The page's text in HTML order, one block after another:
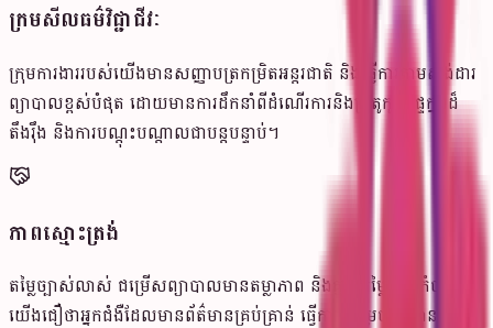
ក្រមសីលធម៌វិជ្ជាជីវៈ
ក្រុមការងាររបស់យើងមានសញ្ញាបត្រកម្រិតអន្តរជាតិ និងធ្វើការតាមស្តង់ដារ
ព្យាបាលខ្ពស់បំផុត ដោយមានការដឹកនាំពីដំណើរការនិងប្រូតូកូលផ្ទៃក្នុងដ៏
តឹងរ៉ឹង និងការបណ្តុះបណ្តាលជាបន្តបន្ទាប់។
ភាពស្មោះត្រង់
តម្លៃច្បាស់លាស់ ជម្រើសព្យាបាលមានតម្លាភាព និងគ្មានតម្លៃលាក់កំបាំង។
យើងជឿថាអ្នកជំងឺដែលមានព័ត៌មានគ្រប់គ្រាន់ ធ្វើការសម្រេចចិត្តបានល្អ